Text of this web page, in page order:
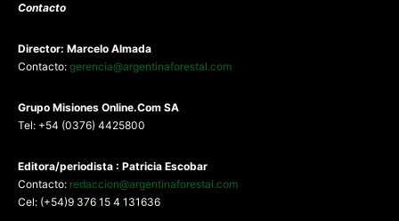
Contacto
Director: Marcelo Almada
Contacto: gerencia@argentinaforestal.com
Grupo Misiones Online.Com SA
Tel: +54 (0376) 4425800
Editora/periodista : Patricia Escobar
Contacto: redaccion@argentinaforestal.com
Cel: (+54)9 376 15 4 131636